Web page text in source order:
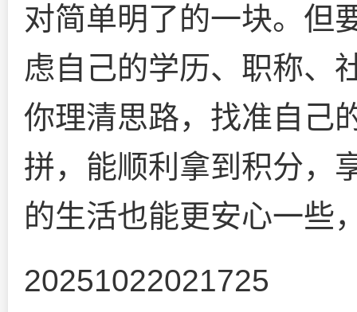
对简单明了的一块。但
虑自己的学历、职称、
你理清思路，找准自己
拼，能顺利拿到积分，
的生活也能更安心一些
20251022021725